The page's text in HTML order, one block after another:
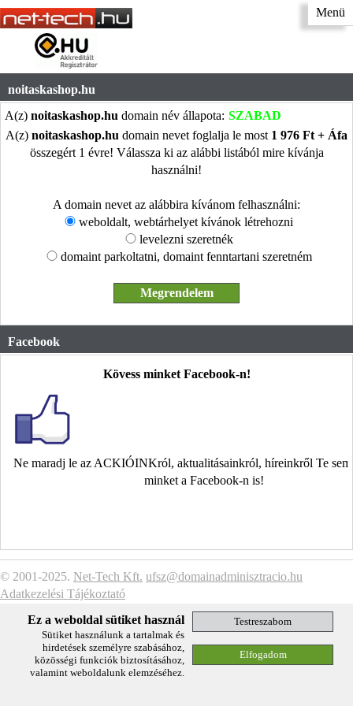
Menü
noitaskashop.hu
A(z) noitaskashop.hu domain név állapota: SZABAD
A(z) noitaskashop.hu domain nevet foglalja le most 1 976 Ft + Áfa
összegért 1 évre! Válassza ki az alábbi listából mire kívánja
használni!
A domain nevet az alábbira kívánom felhasználni:
weboldalt, webtárhelyet kívánok létrehozni
levelezni szeretnék
domaint parkoltatni, domaint fenntartani szeretném
Facebook
Kövess minket Facebook-n!
Ne maradj le az ACKIÓINKról, aktualitásainkról, híreinkről Te
minket a Facebook-n is!
© 2001-2025. Net-Tech Kft. ufsz@domainadminisztracio.hu
Adatkezelési Tájékoztató
Ez a weboldal sütiket használ
Sütiket használunk a tartalmak és
hirdetések személyre szabásához,
közösségi funkciók biztosításához,
valamint weboldalunk elemzéséhez.